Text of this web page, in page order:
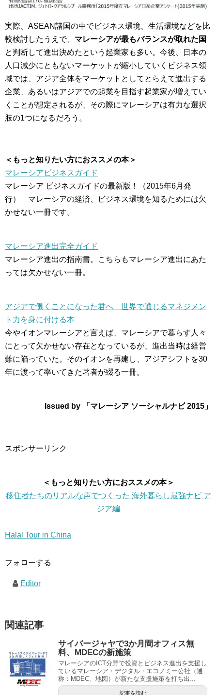
実際、ASEAN諸国の中でビジネス環境、生活環境などを比
較検討したうえで、 マレーシアが最もバランスが取れた国
と判断して進出決めたという起業家も多い。今後、日本の
人口減少にともないマーケットが縮小していくビジネス領
域では、アジア全体をマーケットとしてとらえて進出する
企業、あるいはアジアでの起業を目指す起業家が増えてい
くことが想定されるが、その際にマレーシアは有力な選択
肢の1つになるだろう。
＜もっと知りたい方におススメの本＞
マレーシアビジネスガイド
マレーシア ビジネスガイドの最新版！（2015年6月発
行） マレーシアの経済、ビジネス環境を知るためには欠
かせない一冊です。
マレーシア進出完全ガイド
マレーシア進出の指南書。こちらもマレーシア進出にあた
っては欠かせない一冊。
アジアで働くことになった君へ 世界で通じるマネジメン
ト力を身に付ける本
今やイオンマレーシアと言えば、マレーシアで暮らす人々
にとって欠かせない存在となっているが、進出当時は経営
難に陥っていた。そのイオンを再建し、アジアシフトを30
年に渡って率いてきた著者が綴る一冊。
Issued by 「マレーシア ソーシャルナビ 2015」
スポンサーリンク
＜もっと知りたい方におススメの本＞
移住者たちのリアルな声でつくった 海外暮らし最強ナビ ア
ジア編
Halal Tour in China
フォローする
Editor
関連記事
サイバージャヤで3か月間オフィス無
料、MDECの新施策
マレーシアのICT分野で投資とビジネス進出を支援し
ているマレーシア・デジタル・エコノミー公社（通
称：MDEC、地図）が新たな支援施策を打ち出...
記事を読む